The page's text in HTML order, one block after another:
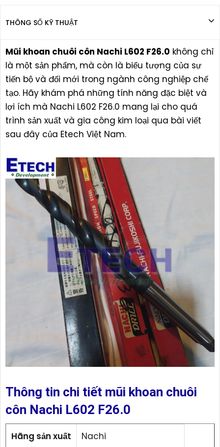
THÔNG SỐ KỸ THUẬT
Mũi khoan chuôi côn Nachi L602 F26.0 không chỉ
là một sản phẩm, mà còn là biểu tượng của sự
tiến bộ và đổi mới trong ngành công nghiệp chế
tạo. Hãy khám phá những tính năng đặc biệt và
lợi ích mà Nachi L602 F26.0 mang lại cho quá
trình sản xuất và gia công kim loại qua bài viết
sau đây của Etech Việt Nam.
Thông tin chi tiết mũi khoan chuôi
côn Nachi L602 F26.0
Hãng sản xuất Nachi